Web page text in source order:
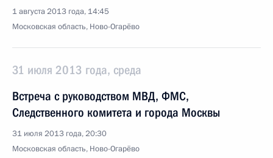
1 августа 2013 года, 14:45
Московская область, Ново-Огарёво
31 июля 2013 года, среда
Встреча с руководством МВД, ФМС,
Следственного комитета и города Москвы
31 июля 2013 года, 20:30
Московская область, Ново-Огарёво